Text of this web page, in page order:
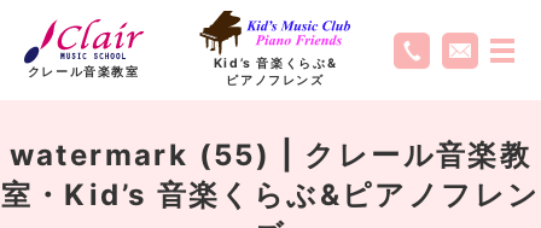
クレール音楽教室
Kid’s 音楽くらぶ&
ピアノフレンズ
watermark (55) | クレール音楽教
室・Kid’s 音楽くらぶ&ピアノフレン